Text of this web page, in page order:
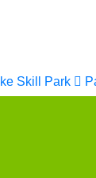
Skill Park